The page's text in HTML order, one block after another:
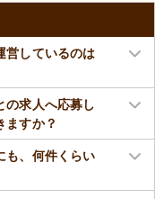
営しているのは
の求人へ応募し
ますか？
も、何件くらい